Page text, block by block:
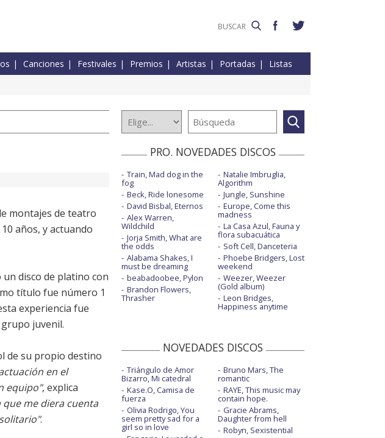
Canciones Festivales Premios Artistas Portadas Listas
montajes de teatro
años, y actuando
disco de platino con
título fue número 1
experiencia fue
juvenil.
de su propio destino
en el
equipo", explica
me diera cuenta
.
PRO. NOVEDADES DISCOS
Train, Mad dog in the
fog
Beck, Ride lonesome
David Bisbal, Eternos
Alex Warren,
Wildchild
Jorja Smith, What are
the odds
Alabama Shakes, I
must be dreaming
beabadoobee, Pylon
Brandon Flowers,
Thrasher
Natalie Imbruglia,
Algorithm
Jungle, Sunshine
Europe, Come this
madness
La Casa Azul, Fauna y
flora subacuática
Soft Cell, Danceteria
Phoebe Bridgers, Lost
weekend
Weezer, Weezer
(Gold album)
Leon Bridges,
Happiness anytime
NOVEDADES DISCOS
Triángulo de Amor
Bizarro, Mi catedral
Kase.O, Camisa de
fuerza
Olivia Rodrigo, You
seem pretty sad for a
girl so in love
Bruno Mars, The
romantic
RAYE, This music may
contain hope.
Gracie Abrams,
Daughter from hell
Robyn, Sexistential